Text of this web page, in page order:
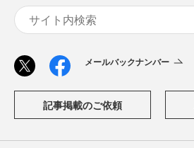
メールバックナンバー
記事掲載のご依頼